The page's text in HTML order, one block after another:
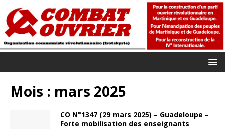
Mois : mars 2025
CO N°1347 (29 mars 2025) – Guadeloupe –
Forte mobilisation des enseignants